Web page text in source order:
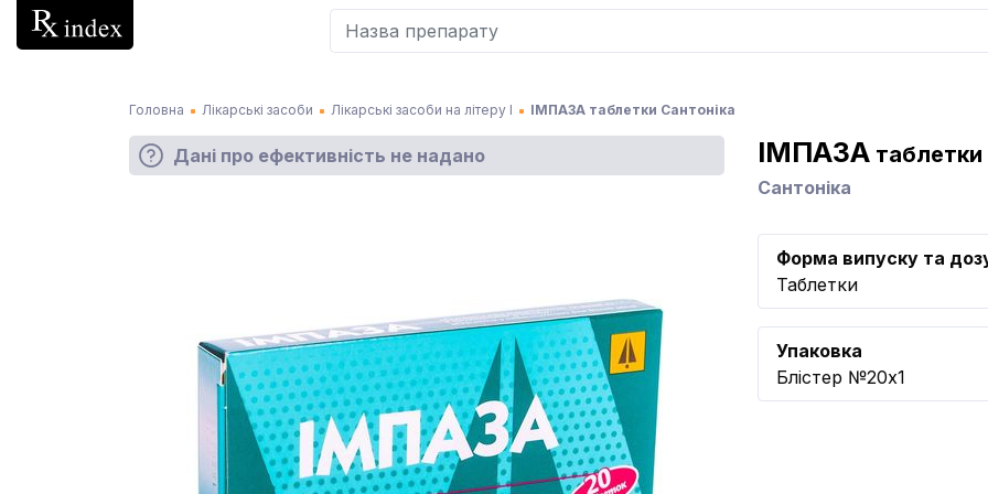
Головна Лікарські засоби Лікарські засоби на літеру І ІМПАЗА таблетки Сантоніка
Дані про ефективність не надано ІМПАЗА таблетки
Сантоніка
Форма випуску та
Таблетки
Упаковка
Блістер №20x1